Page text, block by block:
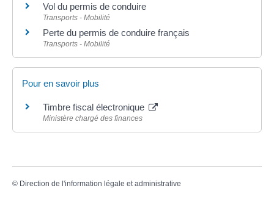
Vol du permis de conduire
Transports - Mobilité
Perte du permis de conduire français
Transports - Mobilité
Pour en savoir plus
Timbre fiscal électronique
Ministère chargé des finances
© Direction de l'information légale et administrative